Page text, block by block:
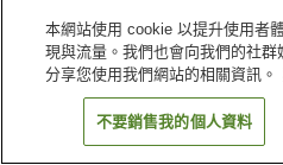
水療/美容院
自動販賣機
找客
本網站使用 cookie 以提升使用者
現與流量。我們也會向我們的社
分享您使用我們網站的相關資訊。
不要銷售我的個人資料